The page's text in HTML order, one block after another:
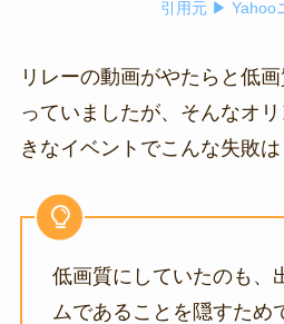
引用元 ▶ Yahoo
リレーの動画がやたらと低
っていましたが、そんなオ
きなイベントでこんな失敗は
低画質にしていたのも、
ムであることを隠すため